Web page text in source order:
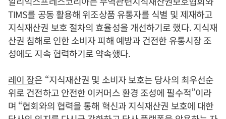
TIMS를 공동 활용해 위조상품 유통자를 식별 및 제재하고
지식재산권 보호 절차의 효율성을 개선하기로 했다. 지식재
산권 침해로 인한 소비자 피해 예방과 건전한 유통시장 조
성에도 지속 협력하기로 약속했다.
레이 장은 “지식재산권 및 소비자 보호는 당사의 최우선순
위로 건전하고 안전한 이커머스 환경 조성에 필수적”이라
며 “협회와의 협력을 통해 혁신과 지식재산권 보호에 대한